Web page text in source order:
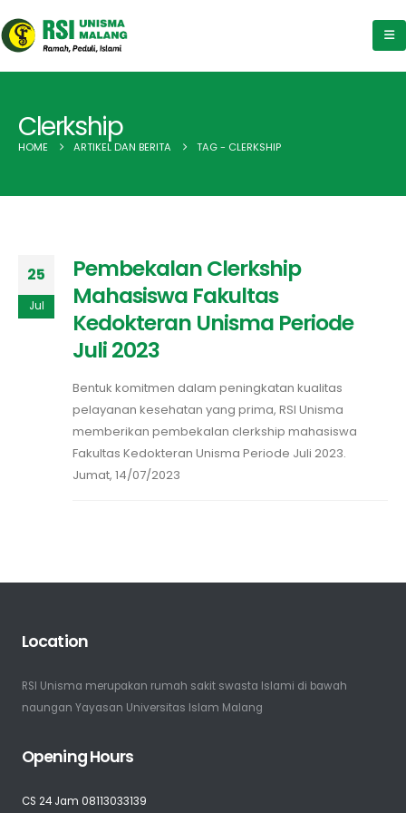
Clerkship
HOME ARTIKEL DAN BERITA TAG - CLERKSHIP
25
Jul
Pembekalan Clerkship
Mahasiswa Fakultas
Kedokteran Unisma Periode
Juli 2023
Bentuk komitmen dalam peningkatan kualitas
pelayanan kesehatan yang prima, RSI Unisma
memberikan pembekalan clerkship mahasiswa
Fakultas Kedokteran Unisma Periode Juli 2023.
Jumat, 14/07/2023
Location
RSI Unisma merupakan rumah sakit swasta Islami di bawah
naungan Yayasan Universitas Islam Malang
Opening Hours
CS 24 Jam 08113033139